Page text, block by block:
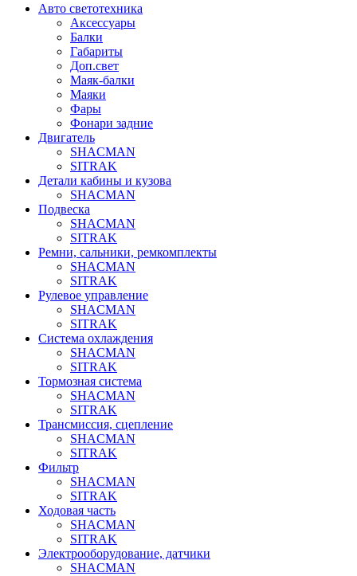
Авто светотехника
Аксессуары
Балки
Габариты
Доп.свет
Маяк-балки
Маяки
Фары
Фонари задние
Двигатель
SHACMAN
SITRAK
Детали кабины и кузова
SHACMAN
Подвеска
SHACMAN
SITRAK
Ремни, сальники, ремкомплекты
SHACMAN
SITRAK
Рулевое управление
SHACMAN
SITRAK
Система охлаждения
SHACMAN
SITRAK
Тормозная система
SHACMAN
SITRAK
Трансмиссия, сцепление
SHACMAN
SITRAK
Фильтр
SHACMAN
SITRAK
Ходовая часть
SHACMAN
SITRAK
Электрооборудование, датчики
SHACMAN